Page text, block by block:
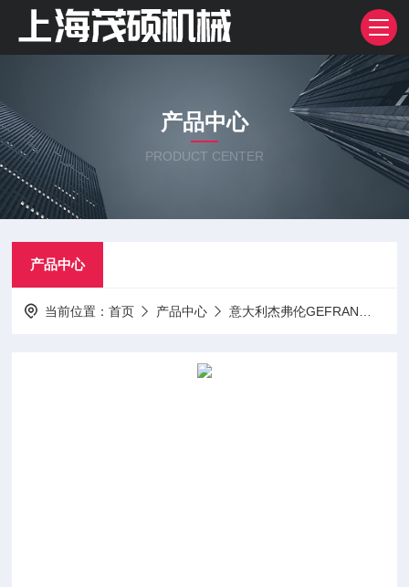
产品中心
PRODUCT CENTER
产品中心
当前位置：首页 产品中心 意大利杰弗伦GEFRAN